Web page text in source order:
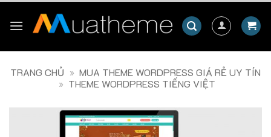
TRANG CHỦ » MUA THEME WORDPRESS GIÁ RẺ UY TÍN
» THEME WORDPRESS TIẾNG VIỆT